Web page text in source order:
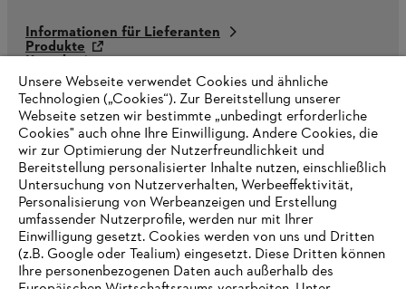
Informationen für Lieferanten
Produkte
Kontakt
Karriere
Hinweisgebersystem
Unsere Webseite verwendet Cookies und ähnliche
Technologien („Cookies“). Zur Bereitstellung unserer
Webseite setzen wir bestimmte „unbedingt erforderliche
Cookies" auch ohne Ihre Einwilligung. Andere Cookies, die
wir zur Optimierung der Nutzerfreundlichkeit und
Bereitstellung personalisierter Inhalte nutzen, einschließlich
Untersuchung von Nutzerverhalten, Werbeeffektivität,
Personalisierung von Werbeanzeigen und Erstellung
umfassender Nutzerprofile, werden nur mit Ihrer
Einwilligung gesetzt. Cookies werden von uns und Dritten
(z.B. Google oder Tealium) eingesetzt. Diese Dritten können
Ihre personenbezogenen Daten auch außerhalb des